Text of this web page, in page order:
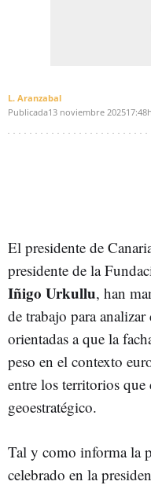
L. Aranzabal
Publicada13 noviembre 202517:48h
El presidente de
presidente de la
Iñigo Urkullu, han
de trabajo para
orientadas a que la
peso en el contexto
entre los territorios que
geoestratégico.
Tal y como informa la
celebrado en la